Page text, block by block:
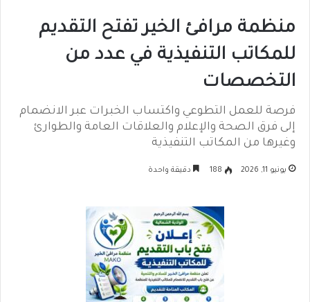
منظمة مرافئ الخير تفتح التقديم
للمكاتب التنفيذية في عدد من
التخصصات
فرصة للعمل التطوعي واكتساب الخبرات عبر الانضمام
إلى فرق الصحة والإعلام والعلاقات العامة والطوارئ
وغيرها من المكاتب التنفيذية
يونيو 11, 2026 188 دقيقة واحدة